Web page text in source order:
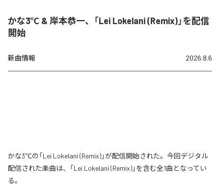
かな3℃ & 岸本恭一、「Lei Lokelani (Remix)」を配信
開始
新曲情報 2026.8.6
かな3℃の「Lei Lokelani (Remix)」が配信開始された。今回デジタル
配信された楽曲は、「Lei Lokelani (Remix)」を含む全1曲となってい
る。